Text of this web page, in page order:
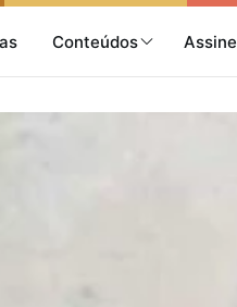
Conteúdos Assine